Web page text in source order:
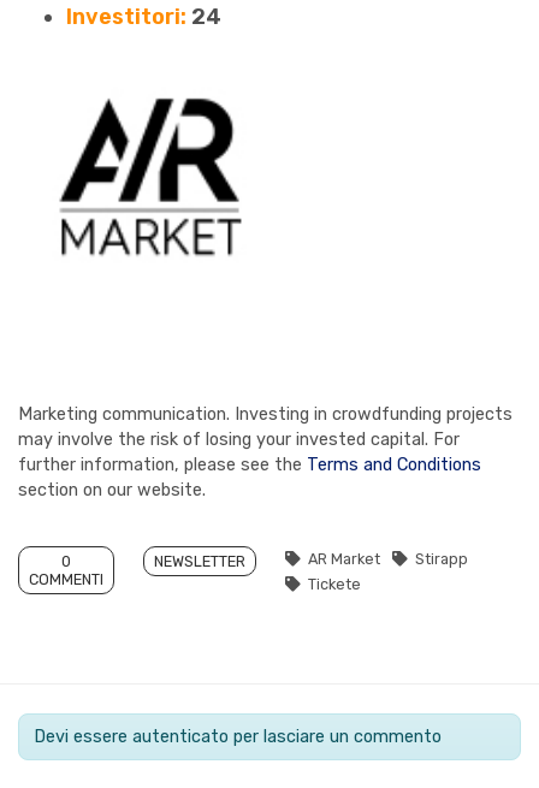
Investitori: 24
Marketing communication. Investing in crowdfunding projects
may involve the risk of losing your invested capital. For
further information, please see the Terms and Conditions
section on our website.
0
COMMENTI
NEWSLETTER AR Market
Stirapp
Tickete
Devi essere autenticato per lasciare un commento